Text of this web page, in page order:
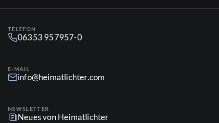
TELEFON
06353 957957-0
E-MAIL
info@heimatlichter.com
NEWSLETTER
Neues von Heimatlichter